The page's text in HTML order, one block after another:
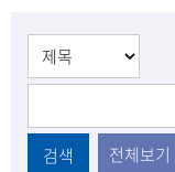
검색 전체보기